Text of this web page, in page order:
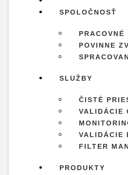
SPOLOČNOSŤ
PRACOVNÉ
POVINNE
SLUŽBY
ČISTÉ
VALIDÁCIE
VALIDÁCIE
FILTER
PRODUKTY